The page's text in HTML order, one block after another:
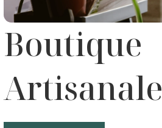
Boutique
Artisanale